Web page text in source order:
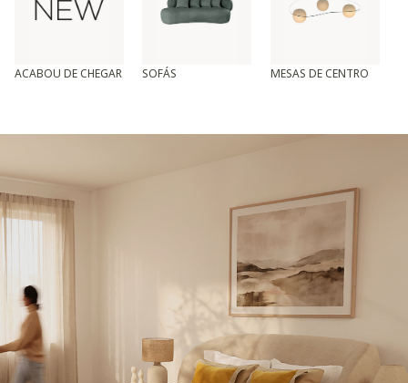
ACABOU DE CHEGAR SOFÁS MESAS DE CENTRO